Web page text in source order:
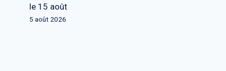
le 15 août
5 août 2026